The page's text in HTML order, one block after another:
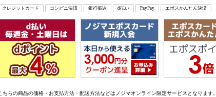
クレジットカード コンビニ決済 銀行振込 d払い PayPay エポスかんたん決済
ちらの商品の価格・お支払方法・配送方法などはノジマオンライン限定サービスとなります。